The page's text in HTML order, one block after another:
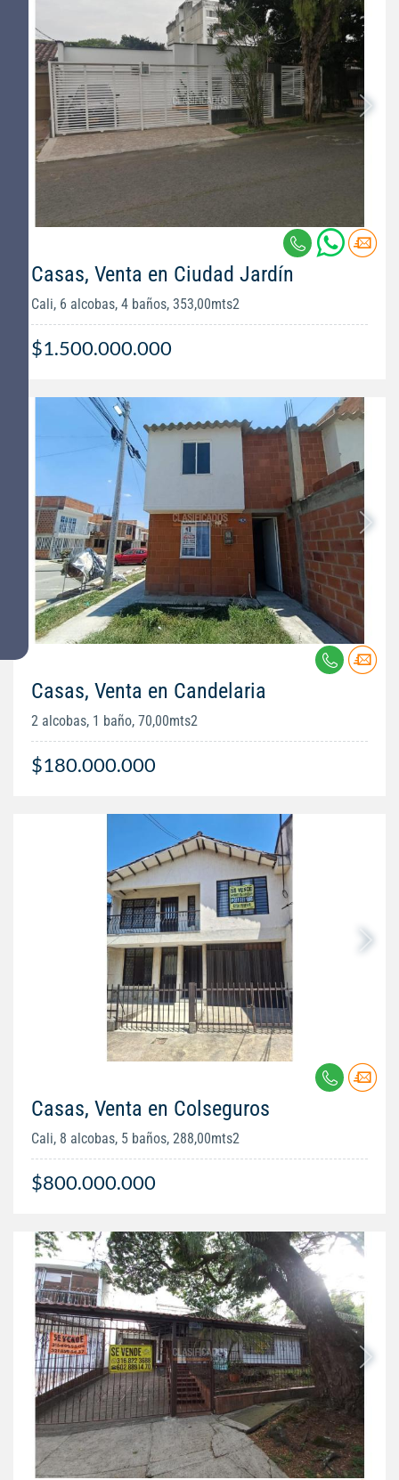
Casas, Venta en Ciudad Jardín
Cali, 6 alcobas, 4 baños, 353,00mts2
$1.500.000.000
Casas, Venta en Candelaria
2 alcobas, 1 baño, 70,00mts2
$180.000.000
Casas, Venta en Colseguros
Cali, 8 alcobas, 5 baños, 288,00mts2
$800.000.000